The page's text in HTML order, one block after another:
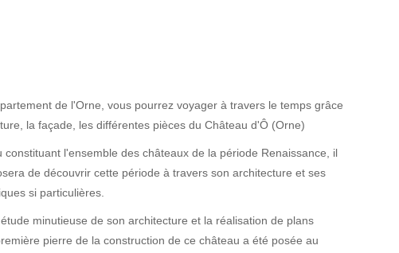
de l'Orne, vous pourrez voyager à travers le temps grâce
la façade, les différentes pièces du Château d'Ô (Orne)
constituant l'ensemble des châteaux de la période Renaissance, il
de découvrir cette période à travers son architecture et ses
si particulières.
minutieuse de son architecture et la réalisation de plans
pierre de la construction de ce château a été posée au